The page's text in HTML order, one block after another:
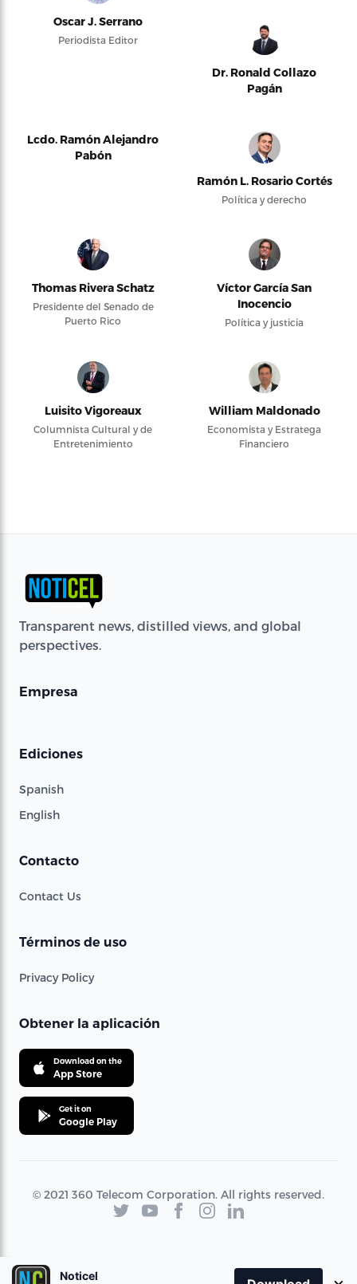
Oscar J. Serrano
Periodista Editor
Dr. Ronald Collazo
Pagán
Lcdo. Ramón Alejandro
Pabón
Ramón L. Rosario Cortés
Política y derecho
Thomas Rivera Schatz
Presidente del Senado de
Puerto Rico
Víctor García San
Inocencio
Política y justicia
Luisito Vigoreaux
Columnista Cultural y de
Entretenimiento
William Maldonado
Economista y Estratega
Financiero
Transparent news, distilled views, and global
perspectives.
Empresa
Ediciones
Spanish
English
Contacto
Contact Us
Términos de uso
Privacy Policy
Obtener la aplicación
Download on the
App Store
Get it on
Google Play
© 2021 360 Telecom Corporation. All rights reserved.
Noticel